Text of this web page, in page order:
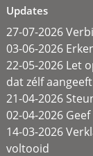
Updates
27-07-2026
03-06-2026
22-05-2026 Let
dat zélf aangeeft
21-04-2026
02-04-2026
14-03-2026
voltooid